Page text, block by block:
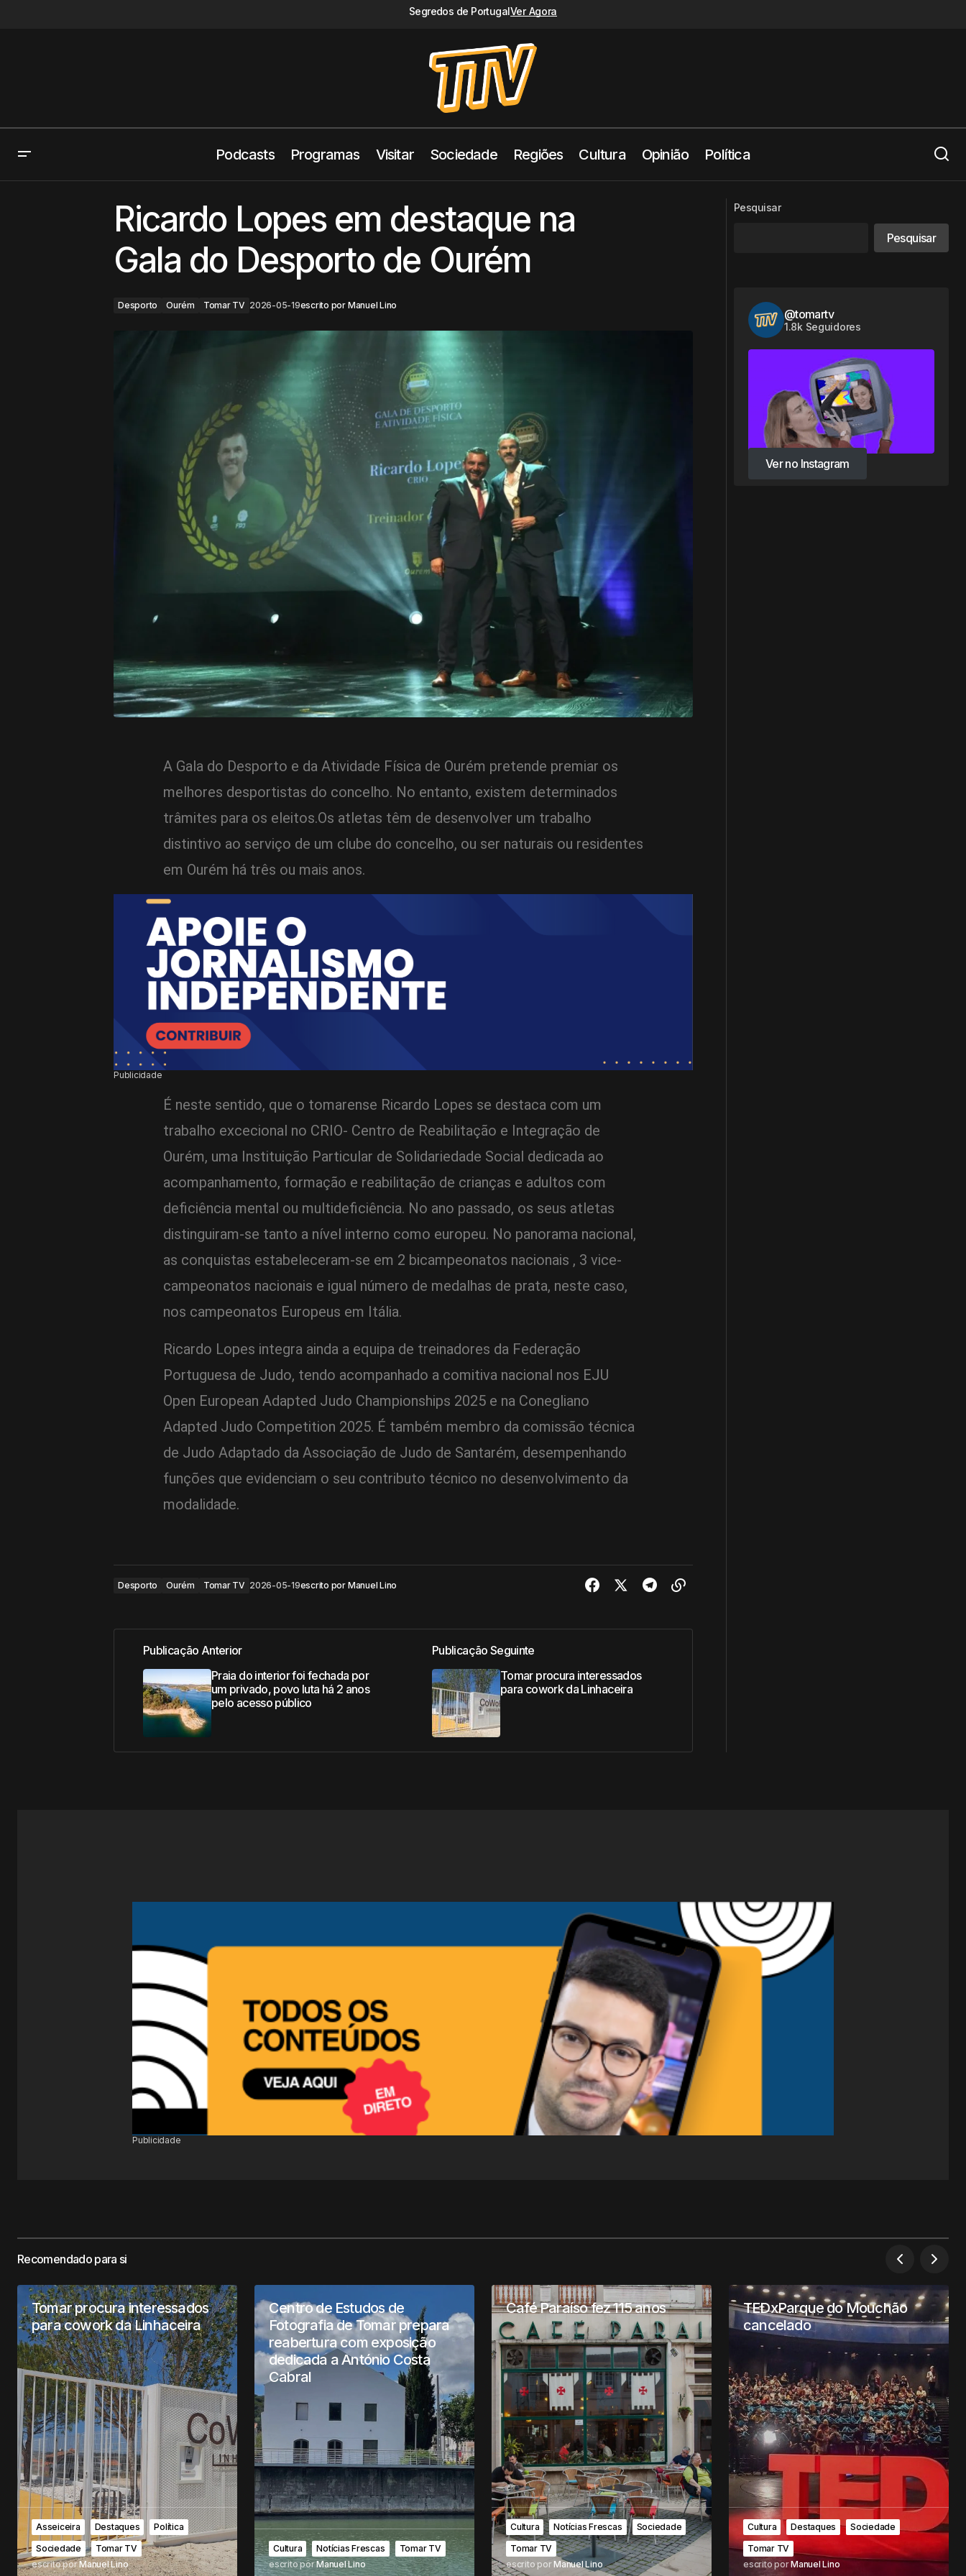
Segredos de PortugalVer Agora
Podcasts Programas Visitar Sociedade Regiões Cultura Opinião Política
privado, povo luta há 2 anos pelo
Ricardo Lopes em destaque na Gala do Desporto de Ourém
cowork da Linhaceira
Ricardo Lopes em destaque na
Gala do Desporto de Ourém
Desporto Ourém Tomar TV 2026-05-19escrito por Manuel Lino
A Gala do Desporto e da Atividade Física de Ourém pretende premiar os
melhores desportistas do concelho. No entanto, existem determinados
trâmites para os eleitos.Os atletas têm de desenvolver um trabalho
distintivo ao serviço de um clube do concelho, ou ser naturais ou residentes
em Ourém há três ou mais anos.
Publicidade
É neste sentido, que o tomarense Ricardo Lopes se destaca com um
trabalho excecional no CRIO- Centro de Reabilitação e Integração de
Ourém, uma Instituição Particular de Solidariedade Social dedicada ao
acompanhamento, formação e reabilitação de crianças e adultos com
deficiência mental ou multideficiência. No ano passado, os seus atletas
distinguiram-se tanto a nível interno como europeu. No panorama nacional,
as conquistas estabeleceram-se em 2 bicampeonatos nacionais , 3 vice-
campeonatos nacionais e igual número de medalhas de prata, neste caso,
nos campeonatos Europeus em Itália.
Ricardo Lopes integra ainda a equipa de treinadores da Federação
Portuguesa de Judo, tendo acompanhado a comitiva nacional nos EJU
Open European Adapted Judo Championships 2025 e na Conegliano
Adapted Judo Competition 2025. É também membro da comissão técnica
de Judo Adaptado da Associação de Judo de Santarém, desempenhando
funções que evidenciam o seu contributo técnico no desenvolvimento da
modalidade.
Desporto Ourém Tomar TV 2026-05-19escrito por Manuel Lino
Publicação Anterior
Praia do interior foi fechada por
um privado, povo luta há 2 anos
pelo acesso público
Publicação Seguinte
Tomar procura interessados
para cowork da Linhaceira
Pesquisar
Pesquisar
@tomartv
1.8k Seguidores
Ver no Instagram
Ver no Instagram
Publicidade
Recomendado para si
Tomar procura interessados
para cowork da Linhaceira
Asseiceira Destaques
Política
Sociedade
Tomar TV
escrito porManuel Lino
Centro de Estudos de
Fotografia de Tomar prepara
reabertura com exposição
dedicada a António Costa
Cabral
Cultura Notícias Frescas
Tomar TV
escrito porManuel Lino
Café Paraíso fez 115 anos
Cultura Notícias Frescas
Sociedade
Tomar TV
escrito por Manuel Lino
TEDxParque do Mouchão
cancelado
Cultura Destaques
Sociedade
Tomar TV
escrito porManuel Lino